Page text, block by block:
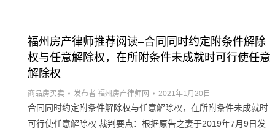
福州房产律师推荐阅读–合同同时约定附条件解除
权与任意解除权，在所附条件未成就时可行使任意
解除权
商品房买卖 发布者 福州房产律师网 2021年1月20日
合同同时约定附条件解除权与任意解除权，在所附条件未成就时
可行使任意解除权 裁判要点：根据原告之妻于2019年7月9日发